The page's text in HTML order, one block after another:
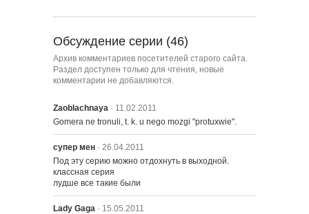
416 – Без Даффа
417 – Последняя Надежда
Спрингфилда
418 – Как Это Было: Клип-Шоу
Симпсонов
420 – День Изгнания
Обсуждение серии (46)
Архив комментариев посетителей старого сайта.
Раздел доступен только для чтения, новые
комментарии не добавляются.
Zaoblachnaya · 11.02.2011
Gomera ne tronuli, t. k. u nego mozgi "protuxwie".
супер мен · 26.04.2011
Под эту серию можно отдохнуть в выходной.
классная серия
лудше все такие были
Lady Gaga · 15.05.2011